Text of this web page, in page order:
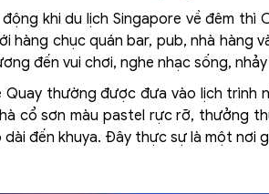
khi du lịch Singapore về đêm thì
hàng chục quán bar, pub, nhà hàng
đến vui chơi, nghe nhạc sống,
Quay thường được đưa vào lịch trình
cổ sơn màu pastel rực rỡ, thưởng
đến khuya. Đây thực sự là một nơi